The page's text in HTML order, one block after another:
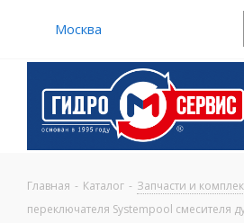
Москва
Главная - Каталог - Запчасти и
переключателя Systempool смесителя